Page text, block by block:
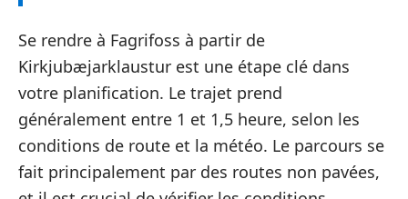
Se rendre à Fagrifoss à partir de
Kirkjubæjarklaustur est une étape clé dans
votre planification. Le trajet prend
généralement entre 1 et 1,5 heure, selon les
conditions de route et la météo. Le parcours se
fait principalement par des routes non pavées,